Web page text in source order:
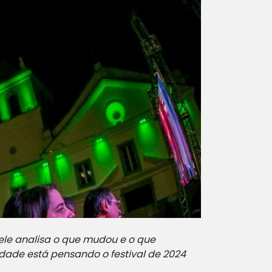
analisa o que mudou e o que
está pensando o festival de 2024